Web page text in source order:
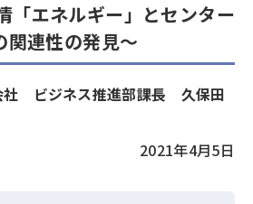
「エネルギー」とセンター
連性の発見～
社 ビジネス推進部課長 久保田
2021年4月5日